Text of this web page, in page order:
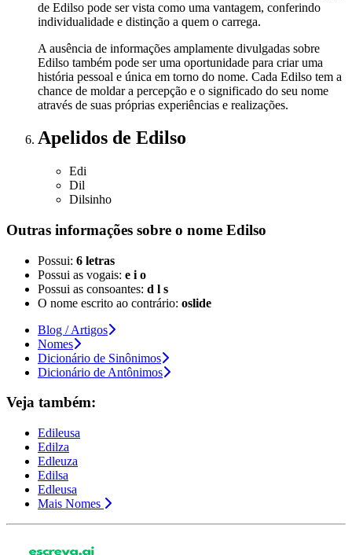
de Edilso pode ser vista como uma vantagem, conferindo
individualidade e distinção a quem o carrega.
A ausência de informações amplamente divulgadas sobre
Edilso também pode ser uma oportunidade para criar uma
história pessoal e única em torno do nome. Cada Edilso tem a
chance de moldar a percepção e o significado do seu nome
através de suas próprias experiências e realizações.
Apelidos de Edilso
Edi
Dil
Dilsinho
Outras informações sobre o nome Edilso
Possui: 6 letras
Possui as vogais: e i o
Possui as consoantes: d l s
O nome escrito ao contrário: oslide
Blog / Artigos
Nomes
Dicionário de Sinônimos
Dicionário de Antônimos
Veja também:
Edileusa
Edilza
Edleuza
Edilsa
Edleusa
Mais Nomes